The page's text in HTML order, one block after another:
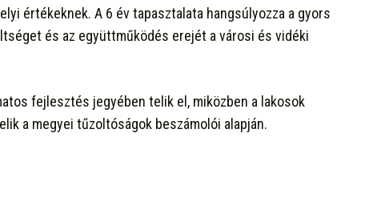
értékeknek. A 6 év tapasztalata hangsúlyozza a gyors
és az együttműködés erejét a városi és vidéki
fejlesztés jegyében telik el, miközben a lakosok
a megyei tűzoltóságok beszámolói alapján.